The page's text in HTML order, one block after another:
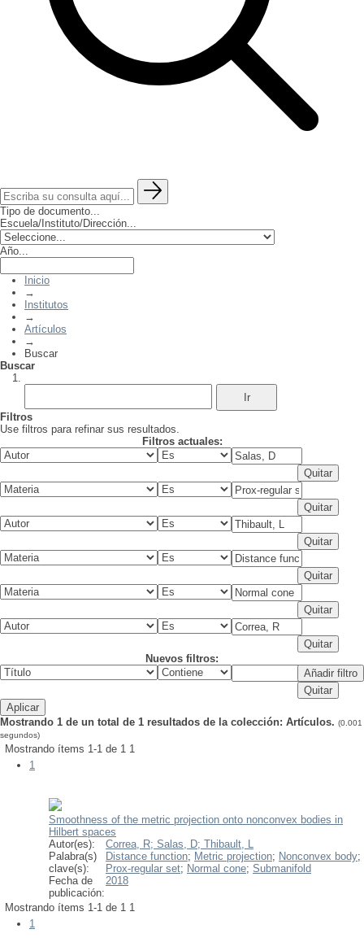
Tipo de documento...
Escuela/Instituto/Dirección...
Año...
Inicio
→
Institutos
→
Artículos
→
Buscar
Buscar
Filtros
Use filtros para refinar sus resultados.
Filtros actuales:
Nuevos filtros:
Mostrando 1 de un total de 1 resultados de la colección: Artículos. (0.001
segundos)
Mostrando ítems 1-1 de 1 1
1
Smoothness of the metric projection onto nonconvex bodies in
Hilbert spaces
Autor(es):
Correa, R; Salas, D; Thibault, L
Palabra(s)
clave(s):
Distance function; Metric projection; Nonconvex body;
Prox-regular set; Normal cone; Submanifold
Fecha de
publicación:
2018
Mostrando ítems 1-1 de 1 1
1